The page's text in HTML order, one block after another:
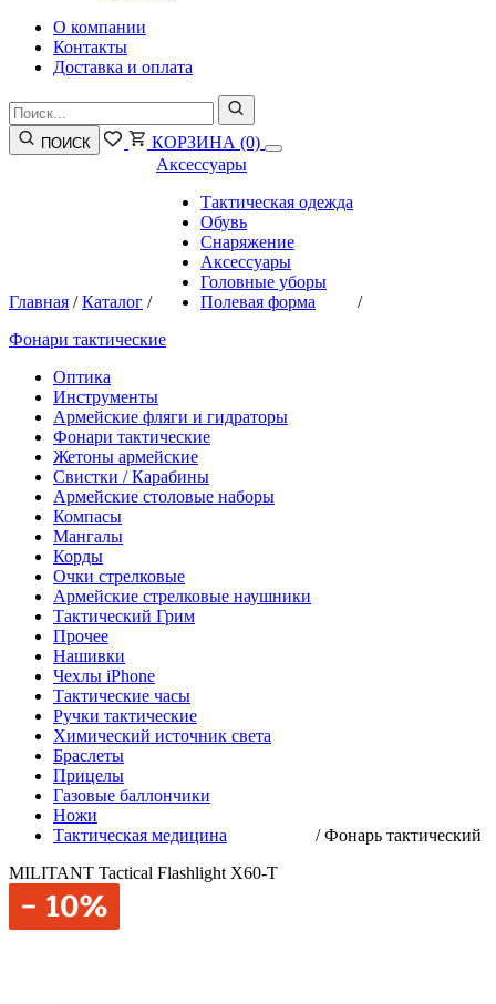
О компании
Контакты
Доставка и оплата
ПОИСК КОРЗИНА (0)
Главная /Каталог /
Аксессуары
Тактическая одежда
Обувь
Снаряжение
Аксессуары
Головные уборы
Полевая форма
/
Фонари тактические
Оптика
Инструменты
Армейские фляги и гидраторы
Фонари тактические
Жетоны армейские
Свистки / Карабины
Армейские столовые наборы
Компасы
Мангалы
Корды
Очки стрелковые
Армейские стрелковые наушники
Тактический Грим
Прочее
Нашивки
Чехлы iPhone
Тактические часы
Ручки тактические
Химический источник света
Браслеты
Прицелы
Газовые баллончики
Ножи
Тактическая медицина
/Фонарь тактический
MILITANT Tactical Flashlight X60-T